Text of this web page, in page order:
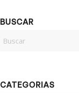
BUSCAR
CATEGORIAS